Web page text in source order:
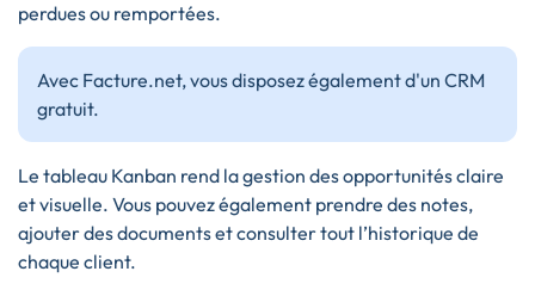
perdues ou remportées.
Avec Facture.net, vous disposez également d'un CRM
gratuit.
Le tableau Kanban rend la gestion des opportunités claire
et visuelle. Vous pouvez également prendre des notes,
ajouter des documents et consulter tout l’historique de
chaque client.